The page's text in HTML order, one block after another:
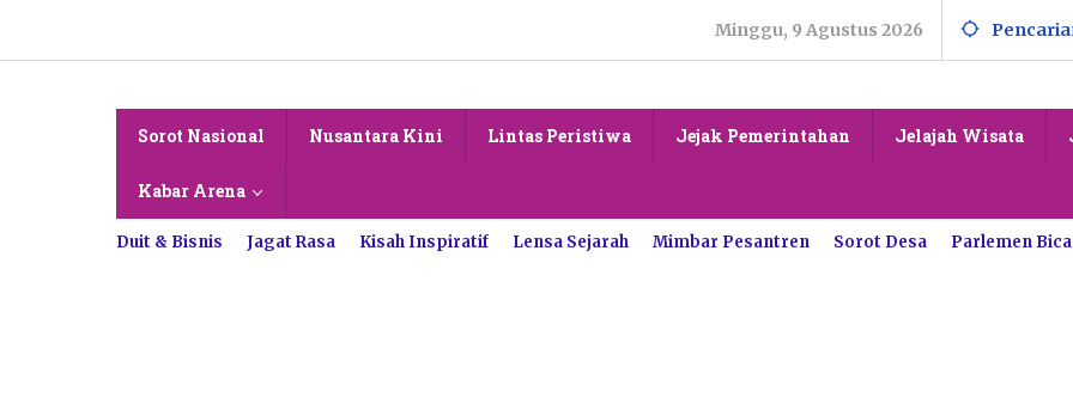
konten
Minggu, 9 Agustus 2026
Sorot Nasional Nusantara Kini Lintas Peristiwa Jejak Pemerintahan Jelajah Wisata
Kabar Arena
Duit & Bisnis Jagat Rasa Kisah Inspiratif Lensa Sejarah Mimbar Pesantren Sorot Desa Parlemen